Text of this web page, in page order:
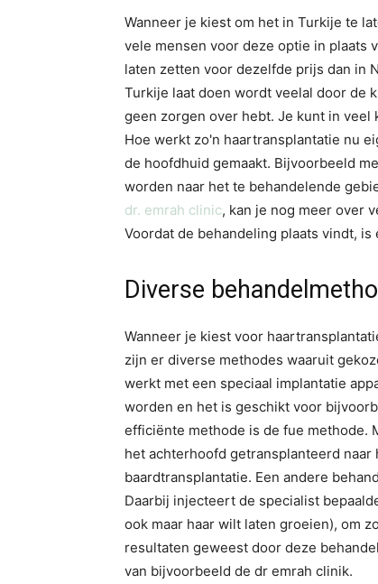
Wanneer je kiest om het in Turkije te
vele mensen voor deze optie in plaats
laten zetten voor dezelfde prijs dan in
Turkije laat doen wordt veelal door de
geen zorgen over hebt. Je kunt in
Hoe werkt zo'n haartransplantatie nu
de hoofdhuid gemaakt. Bijvoorbeeld
worden naar het te behandelende
dr. emrah clinic, kan je nog meer over
Voordat de behandeling plaats vindt,
Diverse
Wanneer je kiest voor
zijn er diverse methodes waaruit
werkt met een speciaal implantatie
worden en het is geschikt voor
efficiënte methode is de fue methode.
het achterhoofd getransplanteerd
baardtransplantatie. Een andere
Daarbij injecteert de specialist
ook maar haar wilt laten groeien), om
resultaten geweest door deze
van bijvoorbeeld de dr emrah clinik.